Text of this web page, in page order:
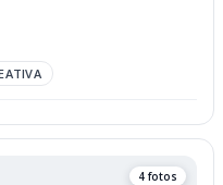
4 fotos